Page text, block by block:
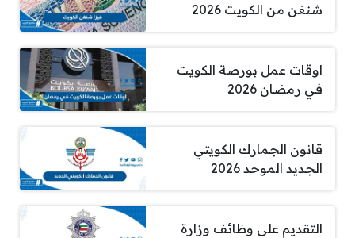
شنغن من الكويت 2026
اوقات عمل بورصة الكويت
في رمضان 2026
قانون الجمارك الكويتي
الجديد الموحد 2026
التقديم على وظائف وزارة